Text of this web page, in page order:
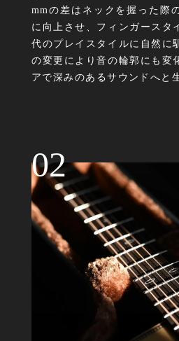
mmの差はネックを握った際
に向上させ、フィンガースタ
代のプレイスタイルに自然に
の変更により音の輪郭にも変
アで深みのあるサウンドへと
02